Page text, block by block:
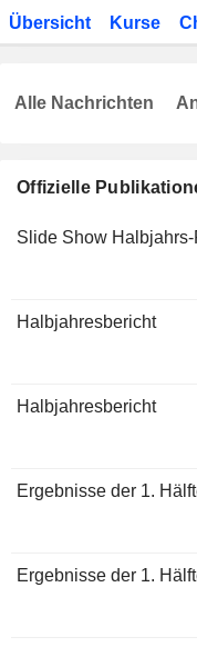
Übersicht Kurse
Offizielle
Slide Show
Halbjahresbericht
Halbjahresbericht
Ergebnisse der 1.
Ergebnisse der 1.
Alle Nachrichten